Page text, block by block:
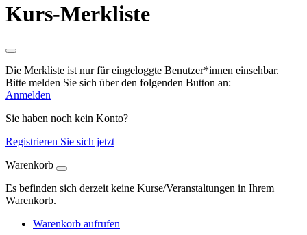
Kurs-Merkliste
Die Merkliste ist nur für eingeloggte Benutzer*innen einsehbar.
Bitte melden Sie sich über den folgenden Button an:
Anmelden
Sie haben noch kein Konto?
Registrieren Sie sich jetzt
Warenkorb
Es befinden sich derzeit keine Kurse/Veranstaltungen in Ihrem
Warenkorb.
Warenkorb aufrufen